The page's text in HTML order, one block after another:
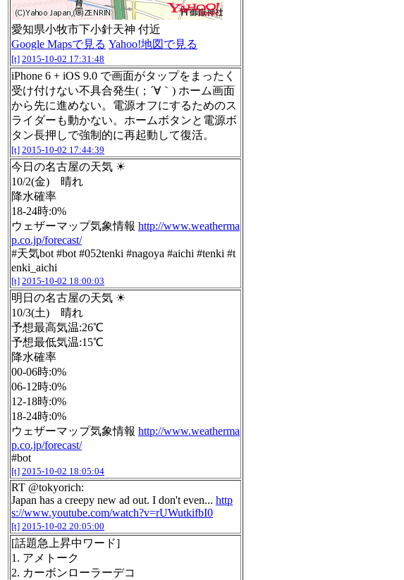
愛知県小牧市下小針天神 付近
Google Mapsで見る Yahoo!地図で見る
[t] 2015-10-02 17:31:48
iPhone 6 + iOS 9.0 で画面がタップをまったく
受け付けない不具合発生(；´∀｀) ホーム画面
から先に進めない。電源オフにするためのス
ライダーも動かない。ホームボタンと電源ボ
タン長押しで強制的に再起動して復活。
[t] 2015-10-02 17:44:39
今日の名古屋の天気 ☀
10/2(金) 晴れ
降水確率
18-24時:0%
ウェザーマップ気象情報 http://www.weatherma
p.co.jp/forecast/
#天気bot #bot #052tenki #nagoya #aichi #tenki #t
enki_aichi
[t] 2015-10-02 18:00:03
明日の名古屋の天気 ☀
10/3(土) 晴れ
予想最高気温:26℃
予想最低気温:15℃
降水確率
00-06時:0%
06-12時:0%
12-18時:0%
18-24時:0%
ウェザーマップ気象情報 http://www.weatherma
p.co.jp/forecast/
#bot
[t] 2015-10-02 18:05:04
RT @tokyorich:
Japan has a creepy new ad out. I don't even... http
s://www.youtube.com/watch?v=rUWutkifbI0
[t] 2015-10-02 20:05:00
[話題急上昇中ワード]
1. アメトーク
2. カーボンローラーデコ